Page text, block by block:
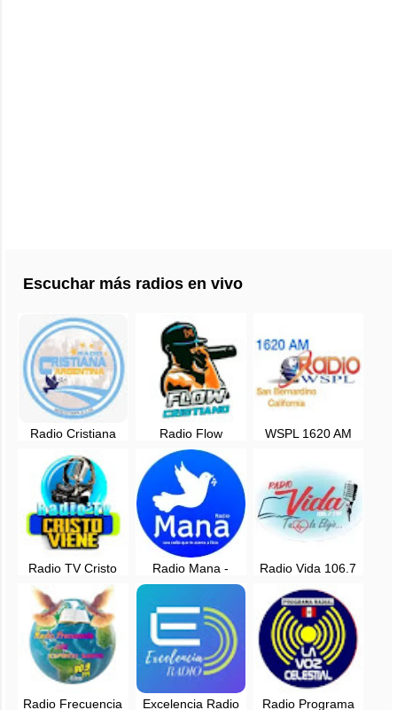
Escuchar más radios en vivo
Radio Cristiana
Radio Flow
Cristiano en vivo
WSPL 1620 AM
California
Radio TV Cristo
Viene - Ate Vitarte,
Lima
Radio Mana -
Huanuco, Perú
Radio Vida 106.7
Tambogrande,
Piura
Radio Frecuencia
Excelencia Radio
Radio Programa